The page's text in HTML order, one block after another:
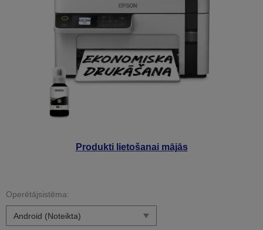
Produkti lietošanai mājās
Operētājsistēma: